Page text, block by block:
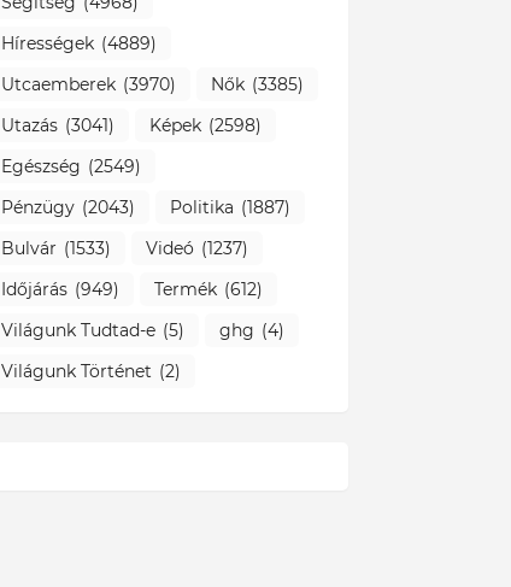
Hírességek (4889)
Utcaemberek (3970) Nők (3385)
Utazás (3041) Képek (2598)
Egészség (2549)
Pénzügy (2043) Politika (1887)
Bulvár (1533) Videó (1237)
Időjárás (949) Termék (612)
Világunk Tudtad-e (5) ghg (4)
Világunk Történet (2)